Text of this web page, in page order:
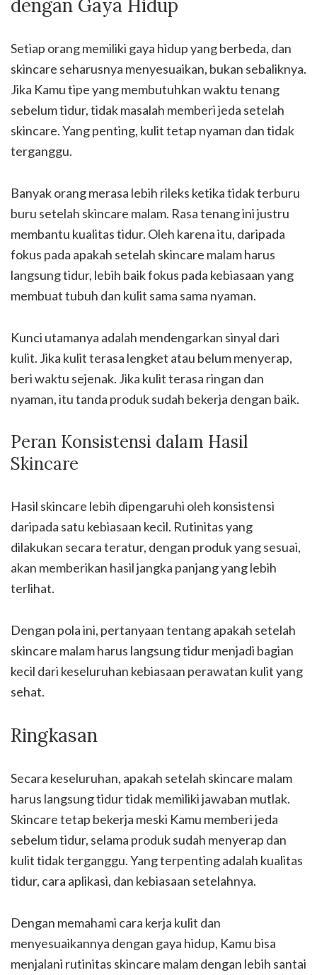
dengan Gaya Hidup
Setiap orang memiliki gaya hidup yang berbeda, dan
skincare seharusnya menyesuaikan, bukan sebaliknya.
Jika Kamu tipe yang membutuhkan waktu tenang
sebelum tidur, tidak masalah memberi jeda setelah
skincare. Yang penting, kulit tetap nyaman dan tidak
terganggu.
Banyak orang merasa lebih rileks ketika tidak terburu
buru setelah skincare malam. Rasa tenang ini justru
membantu kualitas tidur. Oleh karena itu, daripada
fokus pada apakah setelah skincare malam harus
langsung tidur, lebih baik fokus pada kebiasaan yang
membuat tubuh dan kulit sama sama nyaman.
Kunci utamanya adalah mendengarkan sinyal dari
kulit. Jika kulit terasa lengket atau belum menyerap,
beri waktu sejenak. Jika kulit terasa ringan dan
nyaman, itu tanda produk sudah bekerja dengan baik.
Peran Konsistensi dalam Hasil
Skincare
Hasil skincare lebih dipengaruhi oleh konsistensi
daripada satu kebiasaan kecil. Rutinitas yang
dilakukan secara teratur, dengan produk yang sesuai,
akan memberikan hasil jangka panjang yang lebih
terlihat.
Dengan pola ini, pertanyaan tentang apakah setelah
skincare malam harus langsung tidur menjadi bagian
kecil dari keseluruhan kebiasaan perawatan kulit yang
sehat.
Ringkasan
Secara keseluruhan, apakah setelah skincare malam
harus langsung tidur tidak memiliki jawaban mutlak.
Skincare tetap bekerja meski Kamu memberi jeda
sebelum tidur, selama produk sudah menyerap dan
kulit tidak terganggu. Yang terpenting adalah kualitas
tidur, cara aplikasi, dan kebiasaan setelahnya.
Dengan memahami cara kerja kulit dan
menyesuaikannya dengan gaya hidup, Kamu bisa
menjalani rutinitas skincare malam dengan lebih santai